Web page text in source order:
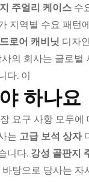
주얼리 케이스 수
지역별 수요 패턴
로어 캐비닛 디자
사의 회사는 글로벌
다. 이
하나요
요구 사항 모두
는 고급 보석 상자
니다. 강성 골판지
탕으로 당사는